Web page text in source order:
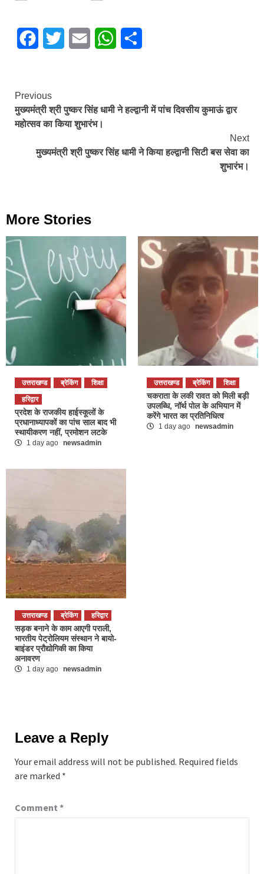
FacebookTwitter Email WhatsApp
Continue
Reading
Previous
मुख्यमंत्री श्री पुष्कर सिंह धामी ने हल्द्वानी में पांच दिवसीय कुमाऊं द्वार
महोत्सव का किया शुभारंभ।
Next
मुख्यमंत्री श्री पुष्कर सिंह धामी ने किया हल्द्वानी सिटी बस सेवा का
शुभारंभ।
More Stories
उत्तराखण्ड ब्रेकिंग
शिक्षा
हरिद्वार
प्रदेश के राजकीय हाईस्कूलों के
प्रधानाध्यापकों का पांच साल बाद भी
स्थायीकरण नहीं, प्रमोशन लटके
1 day ago newsadmin
उत्तराखण्ड ब्रेकिंग शिक्षा
चकराता के लकी रावत को मिली बड़ी
उपलब्धि, नॉर्थ पोल के अभियान में
करेंगे भारत का प्रतिनिधित्व
1 day ago newsadmin
उत्तराखण्ड ब्रेकिंग हरिद्वार
सड़क बनाने के काम आएगी पराली,
भारतीय पेट्रोलियम संस्थान ने बायो-
बाइंडर प्रौद्योगिकी का किया
अनावरण
1 day ago newsadmin
Leave a Reply
Your email address will not be published. Required fields
are marked *
Comment *